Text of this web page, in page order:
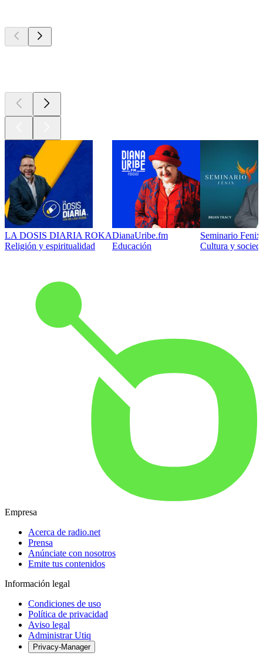
LA DOSIS DIARIA ROKA
Religión y espiritualidad
DianaUribe.fm
Educación
Seminario
Cultura y
Empresa
Acerca de radio.net
Prensa
Anúnciate con nosotros
Emite tus contenidos
Información legal
Condiciones de uso
Política de privacidad
Aviso legal
Administrar Utiq
Privacy-Manager